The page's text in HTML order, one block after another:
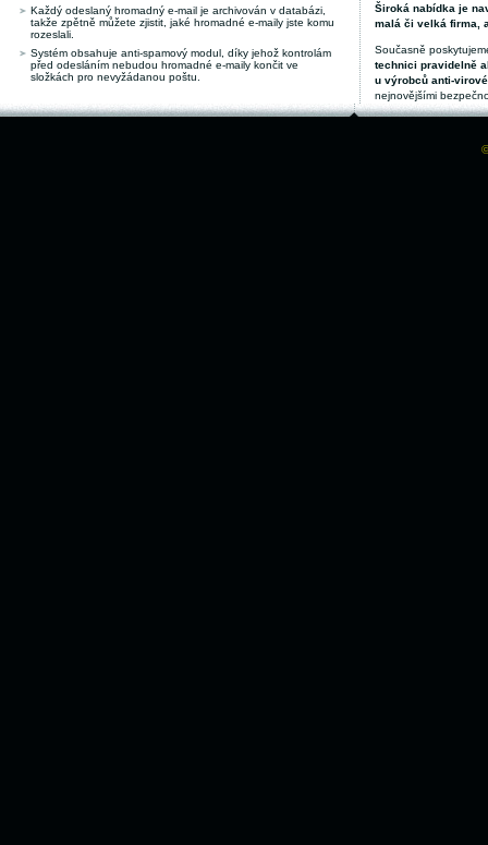
Každý odeslaný hromadný e-mail je archivován v databázi,
takže zpětně můžete zjistit, jaké hromadné e-maily jste komu
rozeslali.
Systém obsahuje anti-spamový modul, díky jehož kontrolám
před odesláním nebudou hromadné e-maily končit ve
složkách pro nevyžádanou poštu.
Široká nabídka je
malá či velká firma,
Současně
technici pravidelně
u výrobců anti-
nejnovějšími